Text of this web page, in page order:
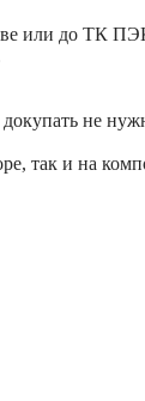
или до ТК
не
так и на